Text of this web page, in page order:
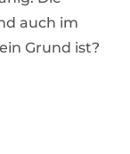
auch im
Grund ist?